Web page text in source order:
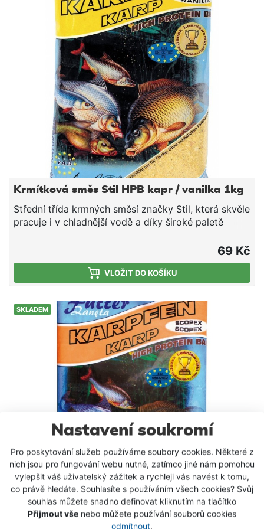
Nastavení soukromí
Pro poskytování služeb používáme soubory cookies. Některé z
nich jsou pro fungování webu nutné, zatímco jiné nám pomohou
vylepšit váš uživatelský zážitek a rychleji vás navést k tomu,
co právě hledáte. Souhlasíte s používáním všech cookies? Svůj
souhlas můžete snadno definovat kliknutím na tlačítko
Přijmout vše nebo můžete používání souborů cookies
odmítnout.
směsi s hrubou strukturou. Naopak po přidání
hrubšího partiklu si lze s touto směsí také
fantasticky zachytat větší ryby v teplých letních
Krmítková směs Stil HPB kapr / vanilka 1kg
Střední třída krmných směsí značky Stil, která skvěle
pracuje i v chladnější vodě a díky široké paletě
pravou směs pro daný revír či cílovou rybu. V rámci
poměru ceny a nabízené kvality tyto směsi jen těžko
hledají konkurenci - doporučujeme. Složení: Mleté
pečivo Mletá obilná zrna Drcená olejnatá semena
Aromata Vysoký obsah proteinů Světlá krmítková
směs s příchutí vanilka, která je uzpůsobena
především k lovu kaprů. Má pronikavé aroma, a
pokud ryby na dané lokalitě reagují na sladká
krmení, lze s ní dosahovat mimořádných úspěchů.
69 Kč
VLOŽIT DO KOŠÍKU
SKLADEM
Krmítková směs Stil HPB kapr / scopex 1kg